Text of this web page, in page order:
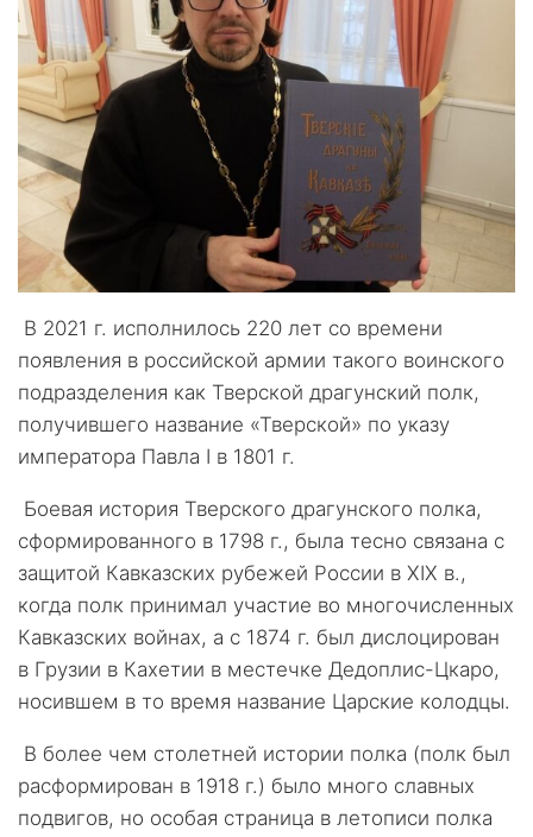
В 2021 г. исполнилось 220 лет со времени
появления в российской армии такого воинского
подразделения как Тверской драгунский полк,
получившего название «Тверской» по указу
императора Павла I в 1801 г.
Боевая история Тверского драгунского полка,
сформированного в 1798 г., была тесно связана с
защитой Кавказских рубежей России в ХIХ в.,
когда полк принимал участие во многочисленных
Кавказских войнах, а с 1874 г. был дислоцирован
в Грузии в Кахетии в местечке Дедоплис-Цкаро,
носившем в то время название Царские колодцы.
В более чем столетней истории полка (полк был
расформирован в 1918 г.) было много славных
подвигов, но особая страница в летописи полка